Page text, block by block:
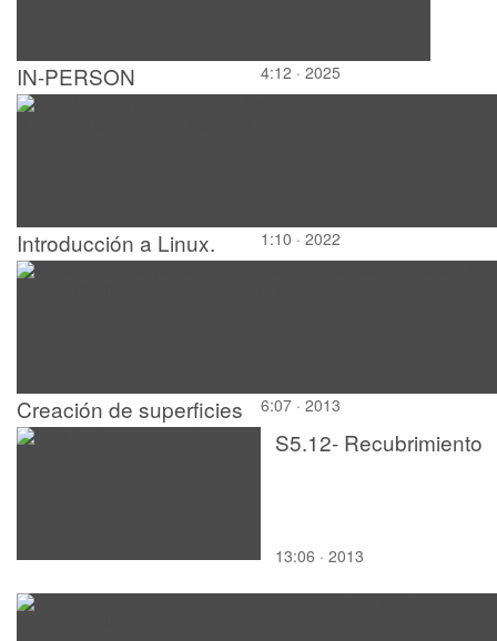
IN-PERSON 4:12 · 2025
Introducción a Linux.
M11. Uso de comandos
1:10 · 2022
Creación de superficies
en AutoCAD mediante
6:07 · 2013
S5.12- Recubrimiento
13:06 · 2013